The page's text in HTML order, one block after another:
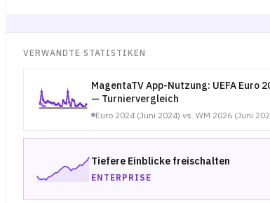
VERWANDTE STATISTIKEN
MagentaTV App-Nutzung: UEFA Euro
— Turniervergleich
Euro 2024 (Juni 2024) vs. WM 2026 (Juni
Tiefere Einblicke freischalten
ENTERPRISE